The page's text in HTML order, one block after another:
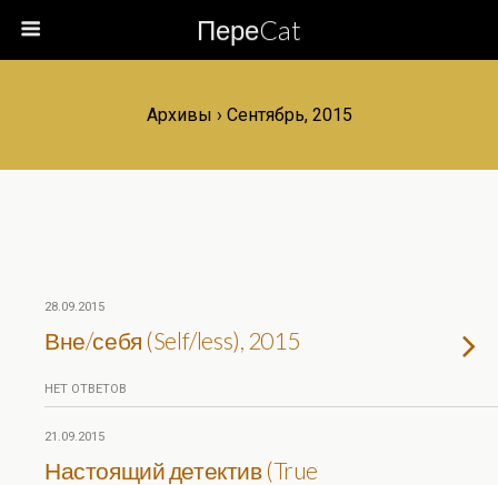
ПереCat
Архивы › Сентябрь, 2015
28.09.2015
Вне/себя (Self/less), 2015
НЕТ ОТВЕТОВ
21.09.2015
Настоящий детектив (True